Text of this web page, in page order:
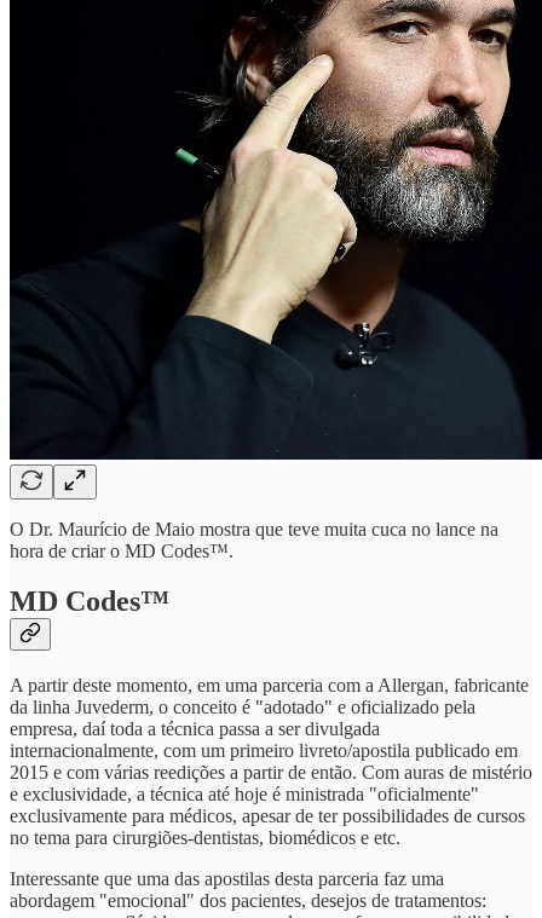
O Dr. Maurício de Maio mostra que teve muita cuca no lance na
hora de criar o MD Codes™.
MD Codes™
A partir deste momento, em uma parceria com a Allergan, fabricante
da linha Juvederm, o conceito é "adotado" e oficializado pela
empresa, daí toda a técnica passa a ser divulgada
internacionalmente, com um primeiro livreto/apostila publicado em
2015 e com várias reedições a partir de então. Com auras de mistério
e exclusividade, a técnica até hoje é ministrada "oficialmente"
exclusivamente para médicos, apesar de ter possibilidades de cursos
no tema para cirurgiões-dentistas, biomédicos e etc.
Interessante que uma das apostilas desta parceria faz uma
abordagem "emocional" dos pacientes, desejos de tratamentos: